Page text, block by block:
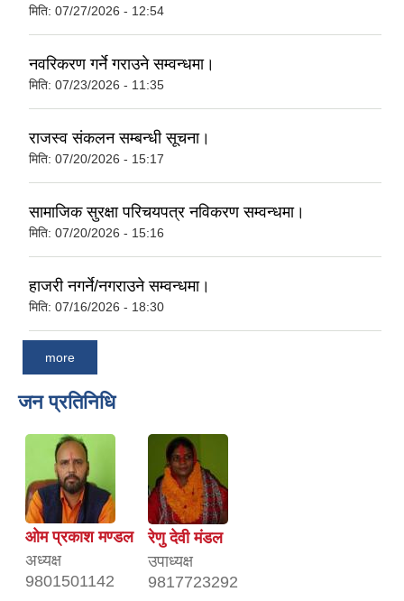
मिति: 07/27/2026 - 12:54
नवरिकरण गर्ने गराउने सम्वन्धमा।
मिति: 07/23/2026 - 11:35
राजस्व संकलन सम्बन्धी सूचना।
मिति: 07/20/2026 - 15:17
सामाजिक सुरक्षा परिचयपत्र नविकरण सम्वन्धमा।
मिति: 07/20/2026 - 15:16
हाजरी नगर्ने/नगराउने सम्वन्धमा।
मिति: 07/16/2026 - 18:30
more
जन प्रतिनिधि
ओम प्रकाश मण्डल
अध्यक्ष
9801501142
रेणु देवी मंडल
उपाध्यक्ष
9817723292